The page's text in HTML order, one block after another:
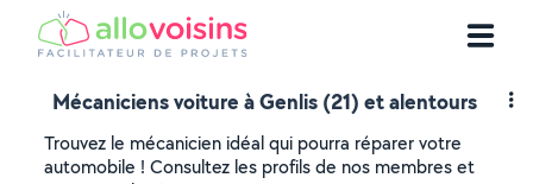
Mécaniciens voiture à Genlis (21) et alentours
Trouvez le mécanicien idéal qui pourra réparer votre
automobile ! Consultez les profils de nos membres et